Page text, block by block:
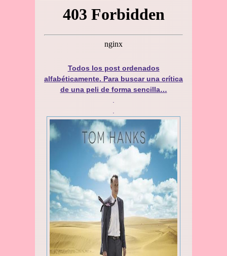
Todos los post ordenados
alfabéticamente. Para buscar una crítica
de una peli de forma sencilla…